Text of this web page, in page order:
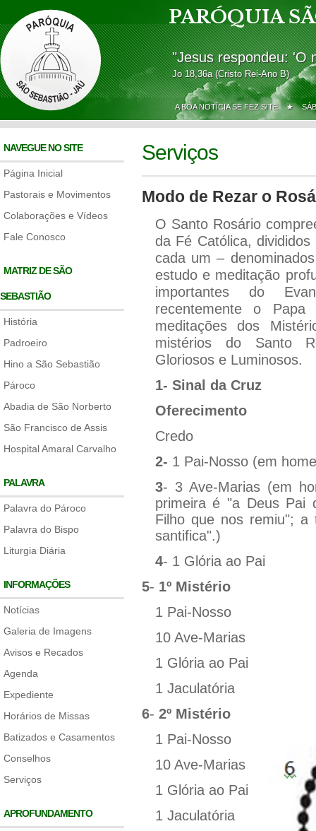
PARÓQUIA
"Jesus respondeu: 'O
Jo 18,36a (Cristo Rei-Ano B)
A BOA NOTÍCIA SE FEZ SITE ★
NAVEGUE NO SITE
Página Inicial
Pastorais e Movimentos
Colaborações e Vídeos
Fale Conosco
MATRIZ DE SÃO
SEBASTIÃO
História
Padroeiro
Hino a São Sebastião
Pároco
Abadia de São Norberto
São Francisco de Assis
Hospital Amaral Carvalho
PALAVRA
Palavra do Pároco
Palavra do Bispo
Liturgia Diária
INFORMAÇÕES
Notícias
Galeria de Imagens
Avisos e Recados
Agenda
Expediente
Horários de Missas
Batizados e Casamentos
Conselhos
Serviços
APROFUNDAMENTO
Serviços
Modo de Rezar o
O Santo Rosário
da Fé Católica,
cada um –
estudo e meditação
importantes do
recentemente o
meditações dos
mistérios do Santo
Gloriosos e Luminosos.
1- Sinal da Cruz
Oferecimento
Credo
2- 1 Pai-Nosso (em
3- 3 Ave-Marias (em
primeira é "a Deus Pai
Filho que nos remiu"; a
santifica".)
4- 1 Glória ao Pai
5- 1º Mistério
1 Pai-Nosso
10 Ave-Marias
1 Glória ao Pai
1 Jaculatória
6- 2º Mistério
1 Pai-Nosso
10 Ave-Marias
1 Glória ao Pai
1 Jaculatória